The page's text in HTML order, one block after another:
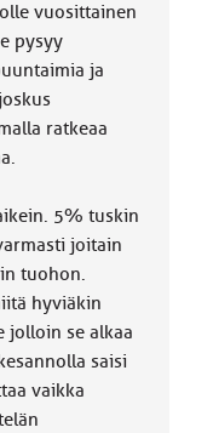
vuosittainen
pysyy
ja
ratkeaa
5% tuskin
joitain
tuohon.
hyviäkin
jolloin se alkaa
saisi
vaikka